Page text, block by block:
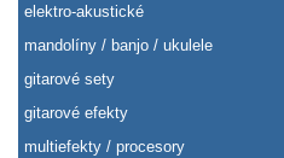
elektro-akustické
mandolíny / banjo / ukulele
gitarové sety
gitarové efekty
multiefekty / procesory